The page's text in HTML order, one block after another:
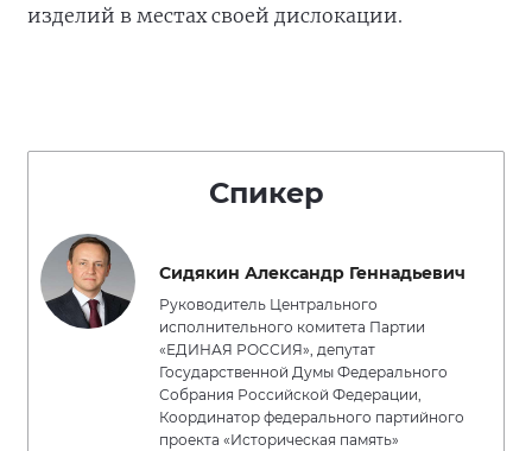
изделий в местах своей дислокации.
Спикер
Сидякин Александр Геннадьевич
Руководитель Центрального
исполнительного комитета Партии
«ЕДИНАЯ РОССИЯ», депутат
Государственной Думы Федерального
Собрания Российской Федерации,
Координатор федерального партийного
проекта «Историческая память»